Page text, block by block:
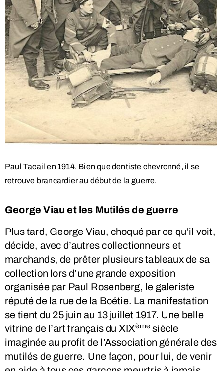
Paul Tacail en 1914. Bien que dentiste chevronné, il se
retrouve brancardier au début de la guerre.
George Viau et les Mutilés de guerre
Plus tard, George Viau, choqué par ce qu’il voit,
décide, avec d’autres collectionneurs et
marchands, de prêter plusieurs tableaux de sa
collection lors d’une grande exposition
organisée par Paul Rosenberg, le galeriste
réputé de la rue de la Boétie. La manifestation
se tient du 25 juin au 13 juillet 1917. Une belle
vitrine de l’art français du XIXème siècle
imaginée au profit de l’Association générale des
mutilés de guerre. Une façon, pour lui, de venir